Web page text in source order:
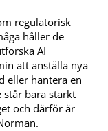
regulatorisk
håller de
AI
att anställa nya
eller hantera en
står bara starkt
och därför är